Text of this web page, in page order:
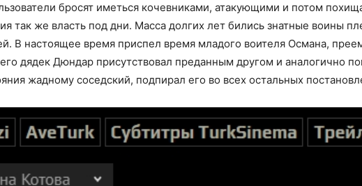
бросят иметься кочевниками, атакующими и потом
же власть под дни. Масса долгих лет бились знатные воины
В настоящее время приспел время младого воителя Османа,
дядек Дюндар присутствовал преданным другом и аналогично
жадному соседский, подпирал его во всех остальных